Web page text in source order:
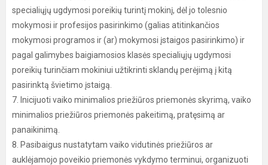
specialiųjų ugdymosi poreikių turintį mokinį, dėl jo tolesnio
mokymosi ir profesijos pasirinkimo (galias atitinkančios
mokymosi programos ir (ar) mokymosi įstaigos pasirinkimo) ir
pagal galimybes baigiamosios klasės specialiųjų ugdymosi
poreikių turinčiam mokiniui užtikrinti sklandų perėjimą į kitą
pasirinktą švietimo įstaigą.
7. Inicijuoti vaiko minimalios priežiūros priemonės skyrimą, vaiko
minimalios priežiūros priemonės pakeitimą, pratęsimą ar
panaikinimą.
8. Pasibaigus nustatytam vaiko vidutinės priežiūros ar
auklėjamojo poveikio priemonės vykdymo terminui, organizuoti